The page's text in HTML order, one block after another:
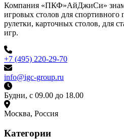
Компания «ПКФ»АйДжиСи»
игровых столов для спортивного
рулетки, карточных столов, для
игр.
+7 (495) 220-29-70
info@igc-group.ru
Будни, с 09.00 до 18.00
Москва, Россия
Категории